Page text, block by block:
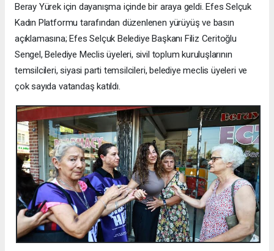
Beray Yürek için dayanışma içinde bir araya geldi. Efes Selçuk
Kadın Platformu tarafından düzenlenen yürüyüş ve basın
açıklamasına; Efes Selçuk Belediye Başkanı Filiz Ceritoğlu
Sengel, Belediye Meclis üyeleri, sivil toplum kuruluşlarının
temsilcileri, siyasi parti temsilcileri, belediye meclis üyeleri ve
çok sayıda vatandaş katıldı.